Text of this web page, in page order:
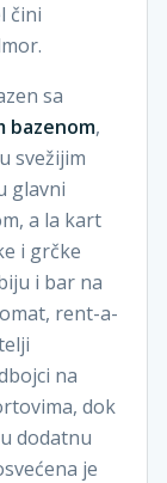
čini
sa
bazenom,
svežijim
glavni
a la kart
i grčke
i bar na
rent-a-
na
dok
dodatnu
je